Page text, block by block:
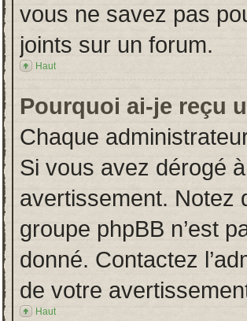
vous ne savez pas
joints sur un forum.
Haut
Pourquoi ai-je reçu
Chaque
Si vous avez dérogé
avertissement. Notez
groupe phpBB n’est
donné. Contactez
de votre
Haut